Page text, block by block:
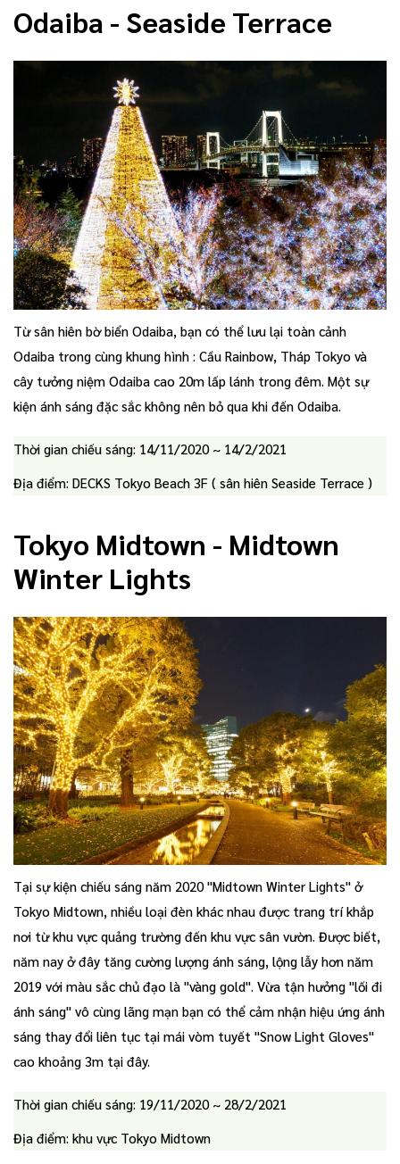
Odaiba - Seaside Terrace
Từ sân hiên bờ biển Odaiba, bạn có thể lưu lại toàn cảnh
Odaiba trong cùng khung hình : Cầu Rainbow, Tháp Tokyo và
cây tưởng niệm Odaiba cao 20m lấp lánh trong đêm. Một sự
kiện ánh sáng đặc sắc không nên bỏ qua khi đến Odaiba.
Thời gian chiếu sáng: 14/11/2020 ~ 14/2/2021
Địa điểm: DECKS Tokyo Beach 3F ( sân hiên Seaside Terrace )
Tokyo Midtown - Midtown
Winter Lights
Tại sự kiện chiếu sáng năm 2020 "Midtown Winter Lights" ở
Tokyo Midtown, nhiều loại đèn khác nhau được trang trí khắp
nơi từ khu vực quảng trường đến khu vực sân vườn. Được biết,
năm nay ở đây tăng cường lượng ánh sáng, lộng lẫy hơn năm
2019 với màu sắc chủ đạo là "vàng gold". Vừa tận hưởng "lối đi
ánh sáng" vô cùng lãng mạn bạn có thể cảm nhận hiệu ứng ánh
sáng thay đổi liên tục tại mái vòm tuyết "Snow Light Gloves"
cao khoảng 3m tại đây.
Thời gian chiếu sáng: 19/11/2020 ~ 28/2/2021
Địa điểm: khu vực Tokyo Midtown